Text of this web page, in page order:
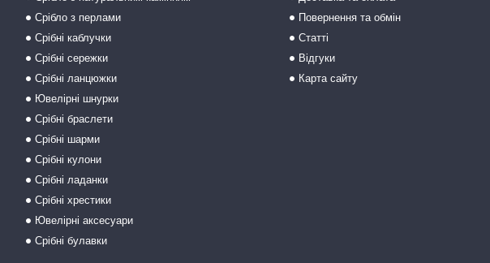
Срібло з перлами
Срібні каблучки
Срібні сережки
Срібні ланцюжки
Ювелірні шнурки
Срібні браслети
Срібні шарми
Срібні кулони
Срібні ладанки
Срібні хрестики
Ювелірні аксесуари
Срібні булавки
Повернення та обмін
Статті
Відгуки
Карта сайту